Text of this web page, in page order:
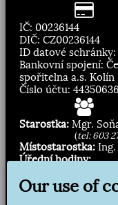
IČ: 00236144
DIČ: CZ00236144
ID datové
Bankovní spojení:
spořitelna a.s. Kolín
Číslo účtu:
Starostka: Mgr.
(tel: 603
Místostarostka: Ing.
Úřední hodiny:
Our use of